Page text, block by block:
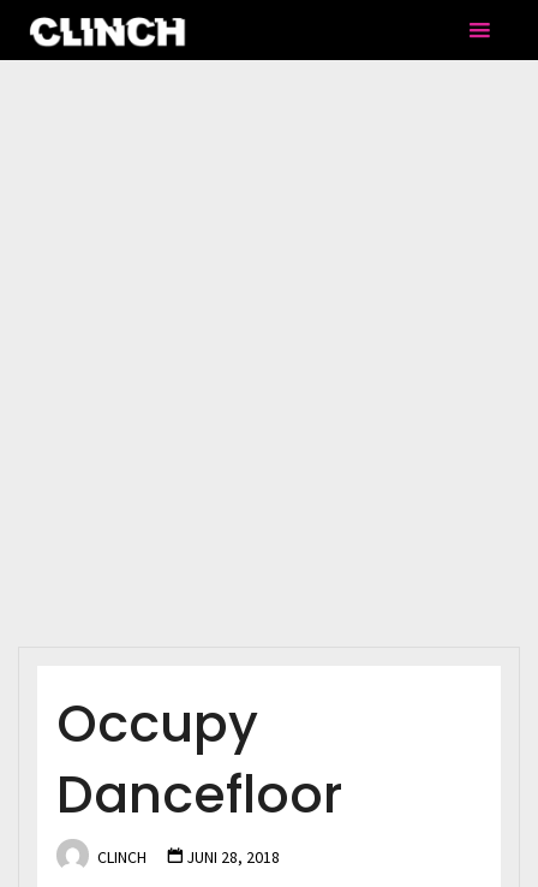
Occupy
Dancefloor
CLINCH JUNI 28, 2018